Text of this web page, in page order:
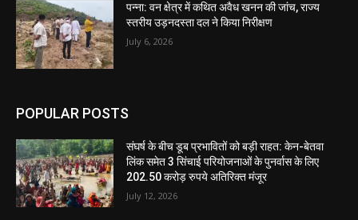
पन्ना: वन क्षेत्र में कथित अवैध खनन की जांच, राज्य
स्तरीय उड़नदस्ता दल ने किया निरीक्षण
July 6, 2026
POPULAR POSTS
संघर्ष के बीच डूब प्रभावितों को बड़ी राहत: केन-बेतवा
लिंक समेत 3 सिंचाई परियोजनाओं के पुनर्वास के लिए
202.50 करोड़ रुपये अतिरिक्त मंजूर
July 12, 2026